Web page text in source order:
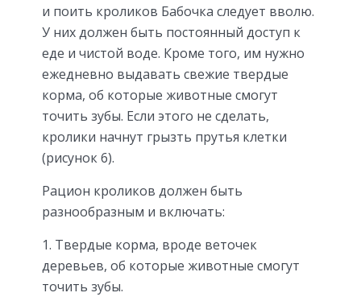
и поить кроликов Бабочка следует вволю.
У них должен быть постоянный доступ к
еде и чистой воде. Кроме того, им нужно
ежедневно выдавать свежие твердые
корма, об которые животные смогут
точить зубы. Если этого не сделать,
кролики начнут грызть прутья клетки
(рисунок 6).
Рацион кроликов должен быть
разнообразным и включать:
Твердые корма, вроде веточек
деревьев, об которые животные смогут
точить зубы.